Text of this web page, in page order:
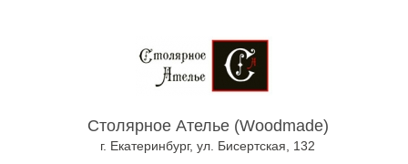
Столярное Ателье (Woodmade)
г. Екатеринбург, ул. Бисертская, 132